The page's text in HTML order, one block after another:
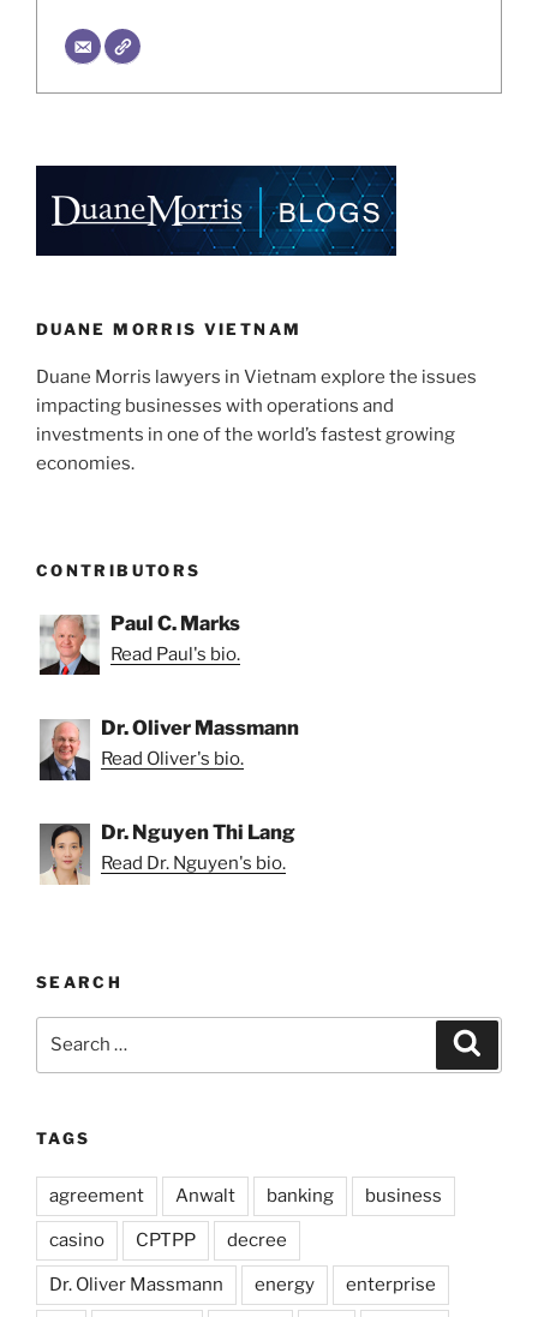
DUANE MORRIS VIETNAM
Duane Morris lawyers in Vietnam explore the issues
impacting businesses with operations and
investments in one of the world’s fastest growing
economies.
CONTRIBUTORS
Paul C. Marks
Read Paul's bio.
Dr. Oliver Massmann
Read Oliver's bio.
Dr. Nguyen Thi Lang
Read Dr. Nguyen's bio.
SEARCH
TAGS
agreement Anwalt banking business
casino CPTPP decree
Dr. Oliver Massmann energy enterprise